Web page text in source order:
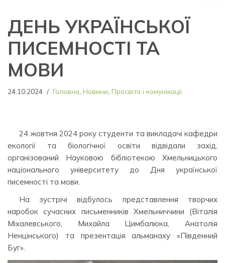
ДЕНЬ УКРАЇНСЬКОЇ
ПИСЕМНОСТІ ТА
МОВИ
24.10.2024 Головна Новини Просвіта і комунікації
24 жовтня 2024 року студенти та викладачі кафедри
екології та біологічної освіти відвідали захід,
організований Науковою бібліотекою Хмельницького
національного університету до Дня української
писемності та мови.
На зустрічі відбулось представлення творчих
наробок сучасних письменників Хмельниччини (Віталія
Міхалевського, Михайла Цимбалюка, Анатолія
Ненцінського) та презентація альманаху «Південний
Буг».